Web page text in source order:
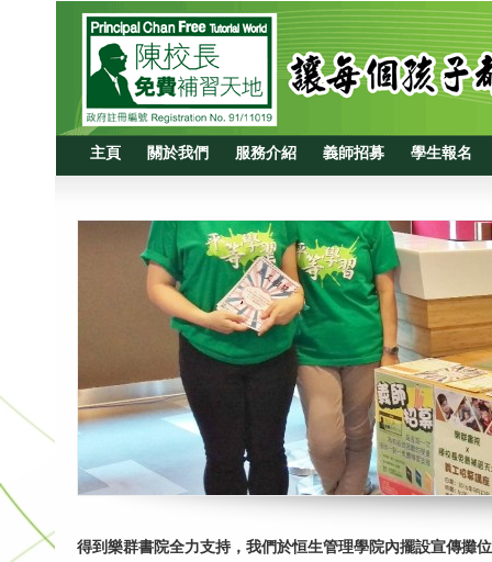
主頁 關於我們 服務介紹 義師招募 學生報名
得到樂群書院全力支持，我們於恒生管理學院內擺設宣傳攤